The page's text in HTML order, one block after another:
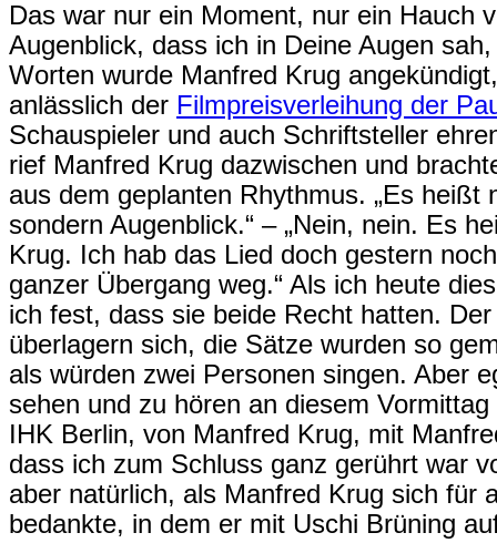
Das war nur ein Moment, nur ein Hauch
Augenblick, dass ich in Deine Augen
Worten wurde Manfred Krug
anlässlich der Filmpreisverleihung der
Schauspieler und auch Schriftsteller
rief Manfred Krug dazwischen und
aus dem geplanten Rhythmus. „Es heißt
sondern Augenblick.“ – „Nein, nein. Es
Krug. Ich hab das Lied doch gestern
ganzer Übergang weg.“ Als ich heute
ich fest, dass sie beide Recht hatten.
überlagern sich, die Sätze wurden so
als würden zwei Personen singen. Aber
sehen und zu hören an diesem
IHK Berlin, von Manfred Krug, mit
dass ich zum Schluss ganz gerührt war
aber natürlich, als Manfred Krug sich für
bedankte, in dem er mit Uschi Brüning